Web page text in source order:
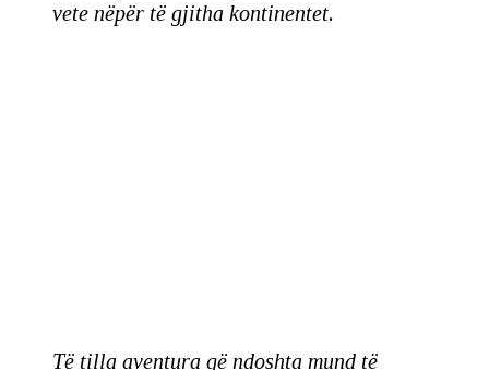
vete nëpër të gjitha kontinentet.
Të tilla aventura që ndoshta mund të